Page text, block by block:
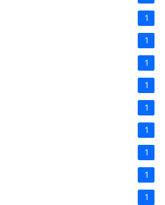
1
1
1
1
1
1
1
1
1